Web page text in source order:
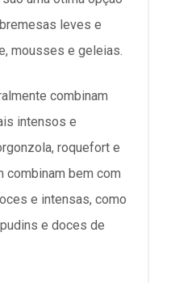
leves e
mousses e geleias.
combinam
intensos e
roquefort e
combinam bem com
e intensas, como
e doces de